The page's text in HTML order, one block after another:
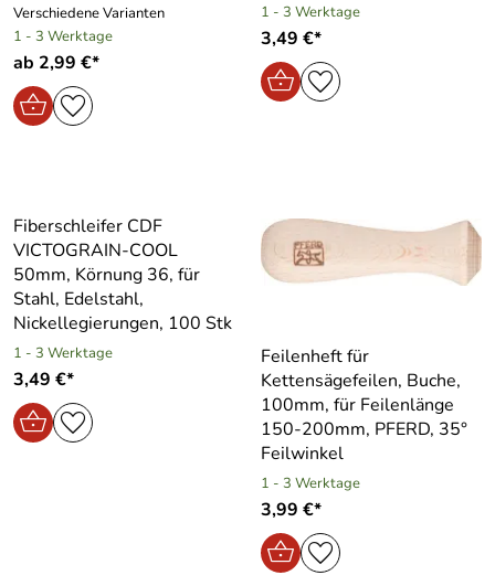
Verschiedene Varianten
1 - 3 Werktage
ab 2,99 €*
1 - 3 Werktage
3,49 €*
Fiberschleifer CDF
VICTOGRAIN-COOL
50mm, Körnung 36, für
Stahl, Edelstahl,
Nickellegierungen, 100 Stk
1 - 3 Werktage
3,49 €*
Feilenheft für
Kettensägefeilen, Buche,
100mm, für Feilenlänge
150-200mm, PFERD, 35°
Feilwinkel
1 - 3 Werktage
3,99 €*